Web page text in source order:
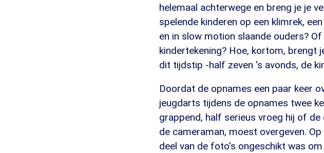
helemaal achterwege en breng je je
spelende kinderen op een klimrek,
en in slow motion slaande ouders?
kindertekening? Hoe, kortom, brengt
dit tijdstip -half zeven 's avonds, de
Doordat de opnames een paar keer
jeugdarts tijdens de opnames twee
grappend, half serieus vroeg hij of
de cameraman, moest overgeven.
deel van de foto's ongeschikt was